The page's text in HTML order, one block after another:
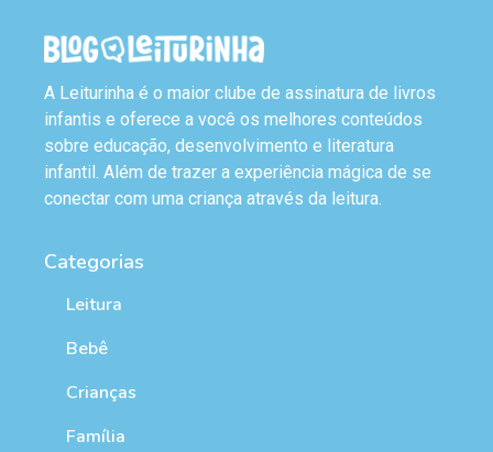
A Leiturinha é o maior clube de assinatura de livros
infantis e oferece a você os melhores conteúdos
sobre educação, desenvolvimento e literatura
infantil. Além de trazer a experiência mágica de se
conectar com uma criança através da leitura.
Categorias
Leitura
Bebê
Crianças
Família